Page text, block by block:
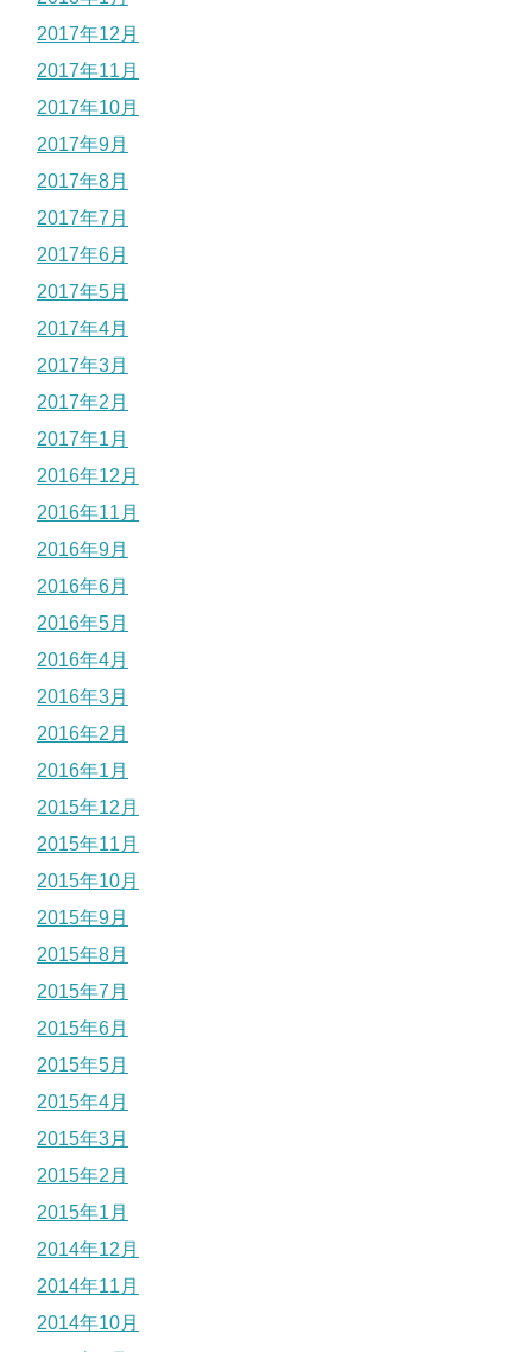
2017年12月
2017年11月
2017年10月
2017年9月
2017年8月
2017年7月
2017年6月
2017年5月
2017年4月
2017年3月
2017年2月
2017年1月
2016年12月
2016年11月
2016年9月
2016年6月
2016年5月
2016年4月
2016年3月
2016年2月
2016年1月
2015年12月
2015年11月
2015年10月
2015年9月
2015年8月
2015年7月
2015年6月
2015年5月
2015年4月
2015年3月
2015年2月
2015年1月
2014年12月
2014年11月
2014年10月